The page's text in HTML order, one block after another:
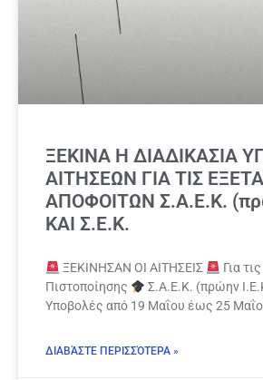
ΞΕΚΙΝΑ Η ΔΙΑΔΙΚΑΣΙΑ
ΑΙΤΗΣΕΩΝ ΓΙΑ ΤΙΣ
ΑΠΟΦΟΙΤΩΝ Σ.Α.Ε.Κ.
ΚΑΙ Σ.Ε.Κ.
ΞΕΚΙΝΗΣΑΝ ΟΙ ΑΙΤΗΣΕΙΣ
Για
Πιστοποίησης
Σ.Α.Ε.Κ. (πρώην
Υποβολές από 19 Μαΐου έως 25
ΔΙΑΒΆΣΤΕ ΠΕΡΙΣΣΌΤΕΡΑ »